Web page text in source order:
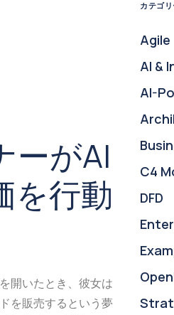
ーがAI
を行動
開いたとき、彼女は
を販売するという夢
カテゴ
Agile
AI &
AI-
C4
DFD